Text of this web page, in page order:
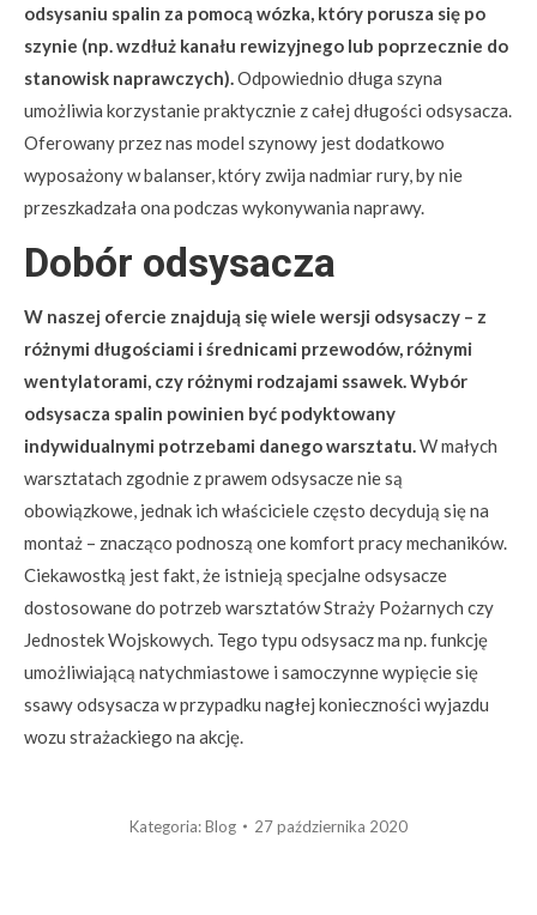
odsysaniu spalin za pomocą wózka, który porusza się po
szynie (np. wzdłuż kanału rewizyjnego lub poprzecznie do
stanowisk naprawczych). Odpowiednio długa szyna
umożliwia korzystanie praktycznie z całej długości odsysacza.
Oferowany przez nas model szynowy jest dodatkowo
wyposażony w balanser, który zwija nadmiar rury, by nie
przeszkadzała ona podczas wykonywania naprawy.
Dobór odsysacza
W naszej ofercie znajdują się wiele wersji odsysaczy – z
różnymi długościami i średnicami przewodów, różnymi
wentylatorami, czy różnymi rodzajami ssawek. Wybór
odsysacza spalin powinien być podyktowany
indywidualnymi potrzebami danego warsztatu. W małych
warsztatach zgodnie z prawem odsysacze nie są
obowiązkowe, jednak ich właściciele często decydują się na
montaż – znacząco podnoszą one komfort pracy mechaników.
Ciekawostką jest fakt, że istnieją specjalne odsysacze
dostosowane do potrzeb warsztatów Straży Pożarnych czy
Jednostek Wojskowych. Tego typu odsysacz ma np. funkcję
umożliwiającą natychmiastowe i samoczynne wypięcie się
ssawy odsysacza w przypadku nagłej konieczności wyjazdu
wozu strażackiego na akcję.
Kategoria:Blog 27 października 2020